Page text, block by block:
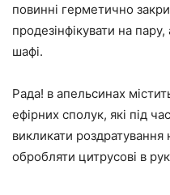
повинні герметично
продезінфікувати на
шафі.
Рада! в апельсинах
ефірних сполук, які під
викликати
обробляти цитрусові в